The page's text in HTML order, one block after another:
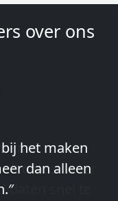
over ons
het maken
dan alleen
keer weer
snel te